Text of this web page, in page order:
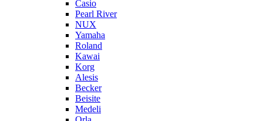
Casio
Pearl River
NUX
Yamaha
Roland
Kawai
Korg
Alesis
Becker
Beisite
Medeli